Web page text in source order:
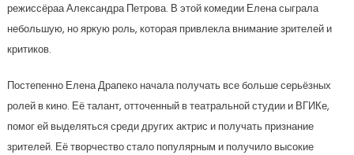
режиссёраа Александра Петрова. В этой комедии Елена сыграла
небольшую, но яркую роль, которая привлекла внимание зрителей и
критиков.
Постепенно Елена Драпеко начала получать все больше серьёзных
ролей в кино. Её талант, отточенный в театральной студии и ВГИКе,
помог ей выделяться среди других актрис и получать признание
зрителей. Её творчество стало популярным и получило высокие